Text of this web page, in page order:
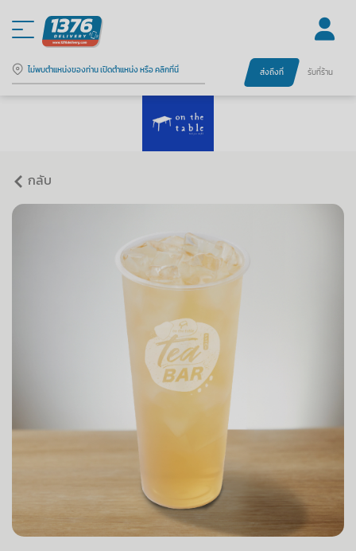
ไม่พบตำแหน่งของท่าน เปิดตำแหน่ง หรือ คลิกที่นี่ ส่งถึงที่ รับที่ร้าน
กลับ